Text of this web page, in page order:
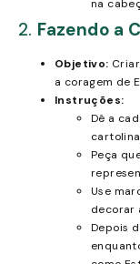
na
2. Fazendo a
Objetivo:
a coragem de
Instruções:
Dê a
Peça
Use
decorar
Depois